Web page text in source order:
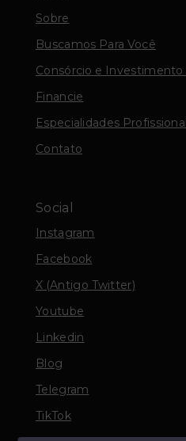
Sobre
Buscamos Para Você
Consórcio e
Financie
Especialidades
Contato
Social
Instagram
Facebook
X (Antigo Twitter)
Youtube
Linkedin
Blog
Telegram
TikTok